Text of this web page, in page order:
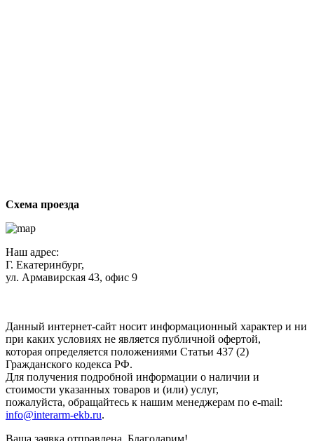
Схема проезда
Наш адрес:
Г. Екатеринбург,
ул. Армавирская 43, офис 9
Данный интернет-сайт носит информационный характер и ни
при каких условиях не является публичной офертой,
которая определяется положениями Статьи 437 (2)
Гражданского кодекса РФ.
Для получения подробной информации о наличии и
стоимости указанных товаров и (или) услуг,
пожалуйста, обращайтесь к нашим менеджерам по e-mail:
info@interarm-ekb.ru.
Ваша заявка отправлена. Благодарим!